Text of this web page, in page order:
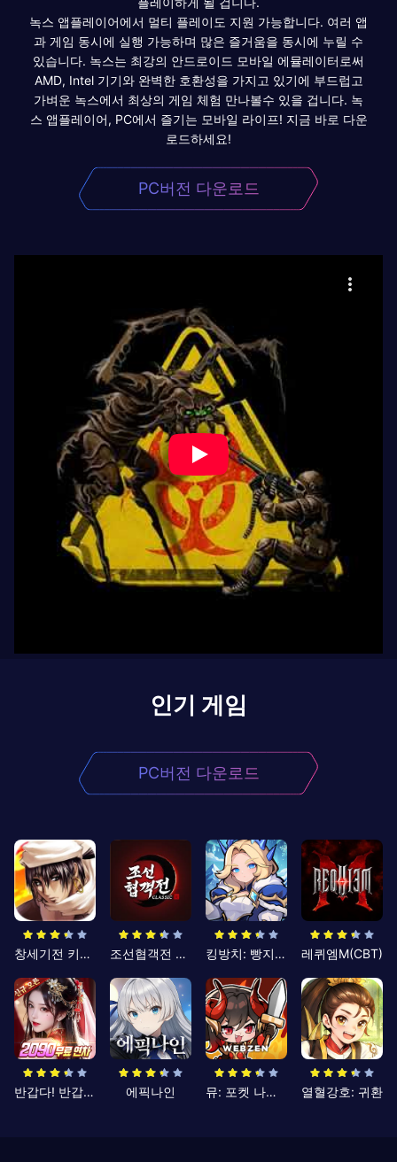
녹스 앱플레이어에서 멀티 플레이도 지원 가능합니다. 여러 앱
과 게임 동시에 실행 가능하며 많은 즐거움을 동시에 누릴 수
있습니다. 녹스는 최강의 안드로이드 모바일 에뮬레이터로써
AMD, Intel 기기와 완벽한 호환성을 가지고 있기에 부드럽고
가벼운 녹스에서 최상의 게임 체험 만나볼수 있을 겁니다. 녹
스 앱플레이어, PC에서 즐기는 모바일 라이프! 지금 바로 다운
로드하세요!
PC버전 다운로드
인기 게임
PC버전 다운로드
창세기전 키우기 조선협객전 클래식 킹방치: 빵지의 제왕 레퀴엠M(CBT)
반갑다! 반갑삼국지 에픽나인 뮤: 포켓 나이츠 열혈강호: 귀환